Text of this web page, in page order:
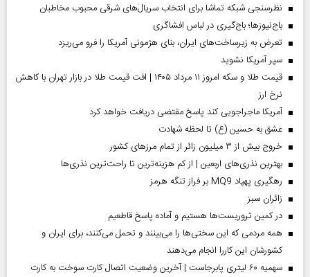
نظرسنجی شبکه تماشا برای انتخاب سریال‌های شرقی محبوب مخاطبان
باج‌نیوزها؛ باج‌گیری در لباس افشاگری
تعرض به زیرساخت‌های ایران، بنای هژمونی آمریکا را فرو می‌ریزد
سپر آمریکا نشوید
قیمت طلا و سکه امروز ۱۱ مرداد ۱۴۰۵ | افت قیمت طلا در بازار تهران با کاهش
نرخ ارز
آمریکا ماجراجویی کند پاسخ مقتضی دریافت خواهد کرد
عشق به حسین (ع) تا لحظه شهادت
خروج بیش از ۳ میلیون زائر از تمام مرز‌های کشور
بهترین نذری‌های اربعین | از کم هزینه‌ترین تا راحت‌ترین نذری‌ها
رهگیری پهپاد MQ9 بر فراز تنگه هرمز
‌زائران سبز
در کمین تروریست‌ها هستیم و آماده پاسخ قاطعیم
همه مردمی که این سختی‌ها را می‌بینند و تحمل می‌کنند، برای ایران و
کشورشان این کاررا انجام می‌دهند
سهمیه ۶۰ لیتری پابرجاست | آخرین وضعیت اتصال کارت سوخت به کارت